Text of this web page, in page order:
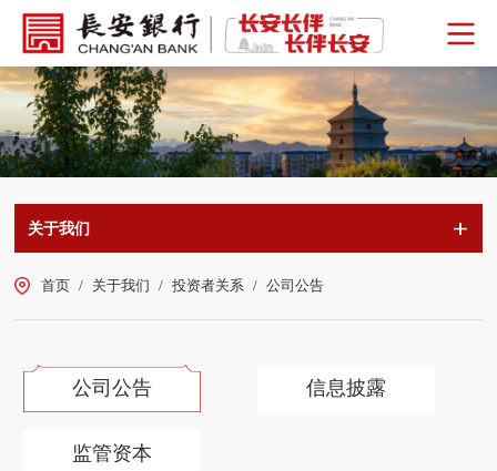
关于我们
首页 / 关于我们 / 投资者关系 / 公司公告
公司公告 信息披露
监管资本